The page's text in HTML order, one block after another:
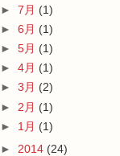
► 7月 (1)
► 6月 (1)
► 5月 (1)
► 4月 (1)
► 3月 (2)
► 2月 (1)
► 1月 (1)
► 2014 (24)